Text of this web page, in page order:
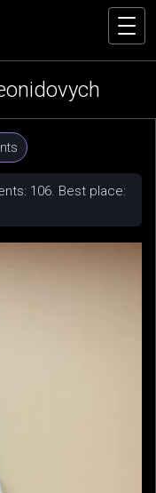
106. Best place: